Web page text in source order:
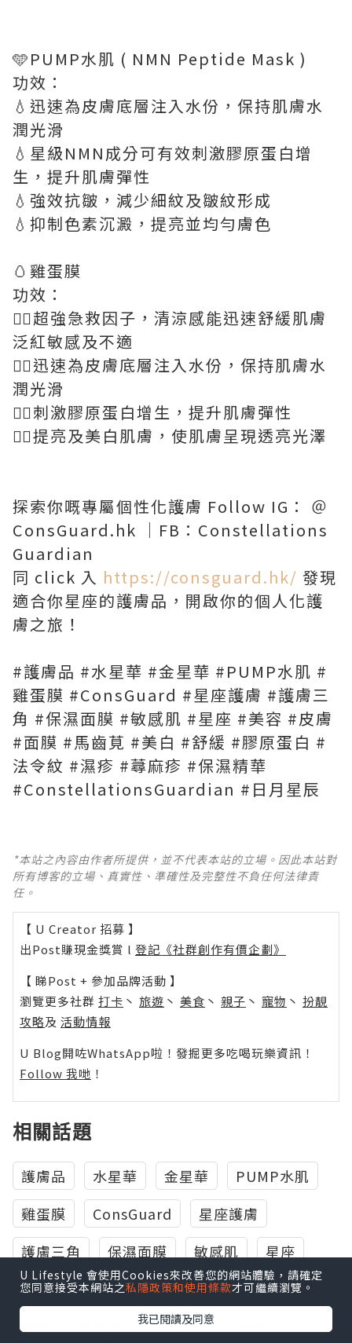
🩵PUMP水肌 ( NMN Peptide Mask )
功效：
💧迅速為皮膚底層注入水份，保持肌膚水
潤光滑
💧星級NMN成分可有效刺激膠原蛋白增
生，提升肌膚彈性
💧強效抗皺，減少細紋及皺紋形成
💧抑制色素沉澱，提亮並均勻膚色
🥚雞蛋膜
功效：
❤️‍🔥超強急救因子，清涼感能迅速舒緩肌膚
泛紅敏感及不適
❤️‍🔥迅速為皮膚底層注入水份，保持肌膚水
潤光滑
❤️‍🔥刺激膠原蛋白增生，提升肌膚彈性
❤️‍🔥提亮及美白肌膚，使肌膚呈現透亮光澤
探索你嘅專屬個性化護膚 Follow IG： ＠
ConsGuard.hk ｜FB：Constellations
Guardian
同 click 入 https://consguard.hk/ 發現
適合你星座的護膚品，開啟你的個人化護
膚之旅！
#護膚品 #水星華 #金星華 #PUMP水肌 #
雞蛋膜 #ConsGuard #星座護膚 #護膚三
角 #保濕面膜 #敏感肌 #星座 #美容 #皮膚
#面膜 #馬齒莧 #美白 #舒緩 #膠原蛋白 #
法令紋 #濕疹 #蕁麻疹 #保濕精華
#ConstellationsGuardian #日月星辰
*本站之內容由作者所提供，並不代表本站的立場。因此本站對
所有博客的立場、真實性、準確性及完整性不負任何法律責
任。
【 U Creator 招募 】
出Post賺現金獎賞 l 登記《社群創作有價企劃》
【 睇Post + 參加品牌活動 】
瀏覽更多社群 打卡 丶 旅遊 丶 美食 丶 親子 丶 寵物 丶 扮靚
攻略及 活動情報
U Blog開咗WhatsApp啦！發掘更多吃喝玩樂資訊！
Follow 我哋 ！
相關話題
護膚品 水星華 金星華
PUMP水肌
雞蛋膜
ConsGuard
星座護膚
護膚三角
保濕面膜 敏感肌
星座
美容
皮膚 面膜 馬齒莧
美白
舒緩
法令紋
U Lifestyle 會使用Cookies來改善您的網站體驗，請確定
您同意接受本網站之私隱政策和使用條款才可繼續瀏覽。
我已閱讀及同意